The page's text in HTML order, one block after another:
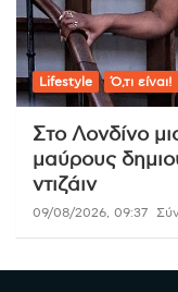
Lifestyle Ό,τι είναι!
Στο Λονδίνο
μαύρους
ντιζάιν
09/08/2026, 09:37